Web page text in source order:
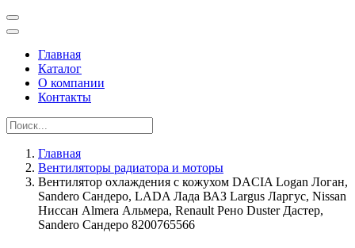
Главная
Каталог
О компании
Контакты
Главная
Вентиляторы радиатора и моторы
Вентилятор охлаждения с кожухом DACIA Logan Логан,
Sandero Сандеро, LADA Лада ВАЗ Largus Ларгус, Nissan
Ниссан Almera Альмера, Renault Рено Duster Дастер,
Sandero Сандеро 8200765566